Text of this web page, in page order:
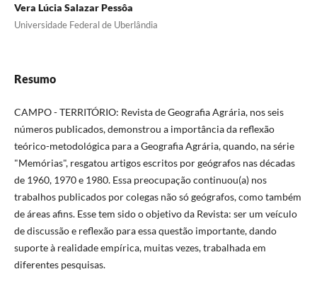
Vera Lúcia Salazar Pessôa
Universidade Federal de Uberlândia
Resumo
CAMPO - TERRITÓRIO: Revista de Geografia Agrária, nos seis
números publicados, demonstrou a importância da reflexão
teórico-metodológica para a Geografia Agrária, quando, na série
"Memórias", resgatou artigos escritos por geógrafos nas décadas
de 1960, 1970 e 1980. Essa preocupação continuou(a) nos
trabalhos publicados por colegas não só geógrafos, como também
de áreas afins. Esse tem sido o objetivo da Revista: ser um veículo
de discussão e reflexão para essa questão importante, dando
suporte à realidade empírica, muitas vezes, trabalhada em
diferentes pesquisas.